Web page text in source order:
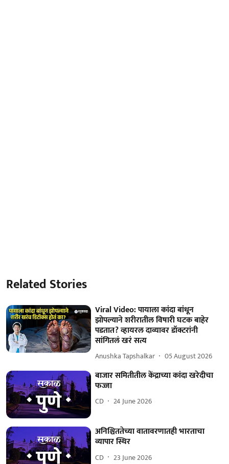
Related Stories
Viral Video: पायाला कांदा बांधून
झोपल्याने शरीरातील विषारी घटक बाहेर
पडतात? व्हायरल दाव्यावर डॉक्टरांनी
सांगितलं खरं सत्य
Anushka Tapshalkar 05 August 2026
बाजार समितीतील केंद्राच्या कांदा खरेदीचा
फज्जा
CD 24 June 2026
अनिश्चिततेच्या वातावरणातही भारताचा
व्यापार स्थिर
CD 23 June 2026